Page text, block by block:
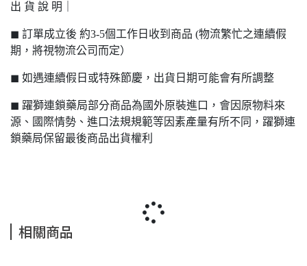
出 貨 說 明｜
◼ 訂單成立後 約3-5個工作日收到商品 (物流繁忙之連續假
期，將視物流公司而定）
◼ 如遇連續假日或特殊節慶，出貨日期可能會有所調整
◼ 躍獅連鎖藥局部分商品為國外原裝進口，會因原物料來
源、國際情勢、進口法規規範等因素產量有所不同，躍獅連
鎖藥局保留最後商品出貨權利
相關商品